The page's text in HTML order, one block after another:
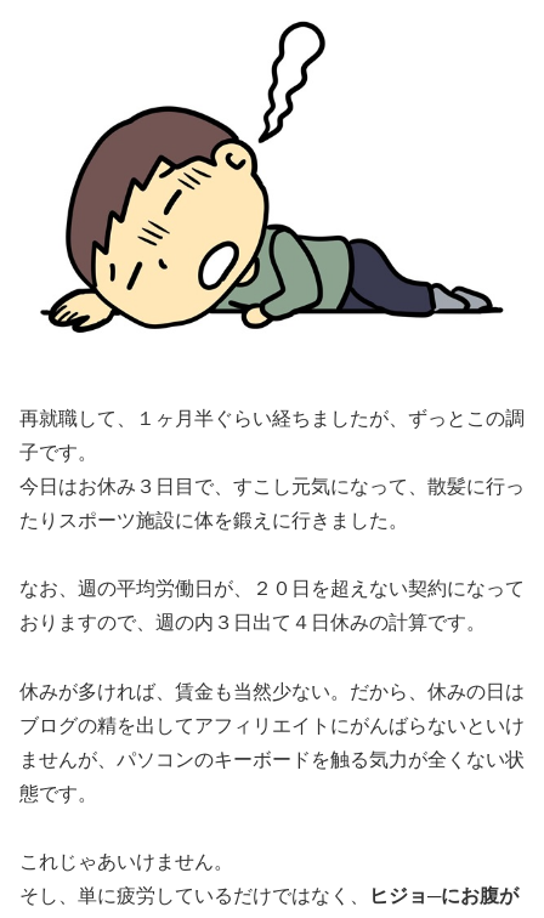
再就職して、１ヶ月半ぐらい経ちましたが、ずっとこの調
子です。
今日はお休み３日目で、すこし元気になって、散髪に行っ
たりスポーツ施設に体を鍛えに行きました。
なお、週の平均労働日が、２０日を超えない契約になって
おりますので、週の内３日出て４日休みの計算です。
休みが多ければ、賃金も当然少ない。だから、休みの日は
ブログの精を出してアフィリエイトにがんばらないといけ
ませんが、パソコンのキーボードを触る気力が全くない状
態です。
これじゃあいけません。
そし、単に疲労しているだけではなく、
ヒジョ─にお腹が